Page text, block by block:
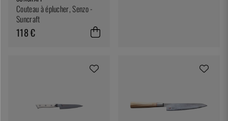
Couteau à éplucher, Senzo -
Suncraft
118 €